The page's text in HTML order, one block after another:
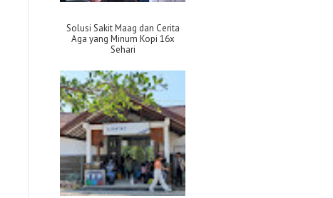
Solusi Sakit Maag dan Cerita
Aga yang Minum Kopi 16x
Sehari